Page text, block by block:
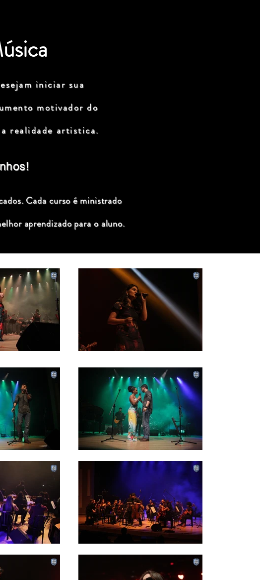
iniciar sua
motivador do
realidade artistica.
Cada curso é ministrado
aprendizado para o aluno.